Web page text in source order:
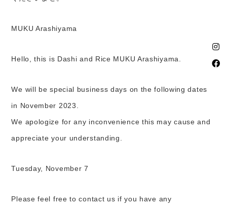
MUKU Arashiyama
Hello, this is Dashi and Rice MUKU Arashiyama.
We will be special business days on the following dates
in November 2023.
We apologize for any inconvenience this may cause and
appreciate your understanding.
Tuesday, November 7
Please feel free to contact us if you have any